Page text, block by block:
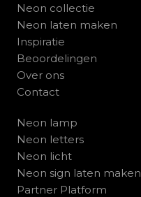
Neon collectie
Neon laten maken
Inspiratie
Beoordelingen
Over ons
Contact
Neon lamp
Neon letters
Neon licht
Neon sign laten maken
Partner Platform